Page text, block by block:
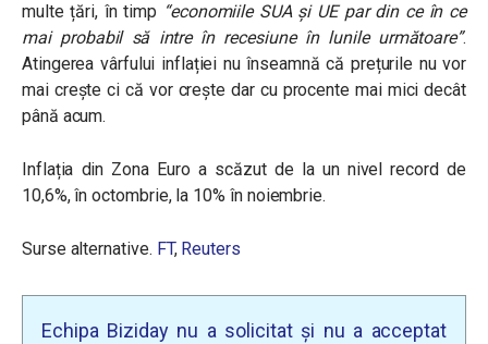
multe țări, în timp “economiile SUA și UE par din ce în ce
mai probabil să intre în recesiune în lunile următoare”.
Atingerea vârfului inflației nu înseamnă că prețurile nu vor
mai crește ci că vor crește dar cu procente mai mici decât
până acum.
Inflația din Zona Euro a scăzut de la un nivel record de
10,6%, în octombrie, la 10% în noiembrie.
Surse alternative. FT, Reuters
Echipa Biziday nu a solicitat și nu a acceptat